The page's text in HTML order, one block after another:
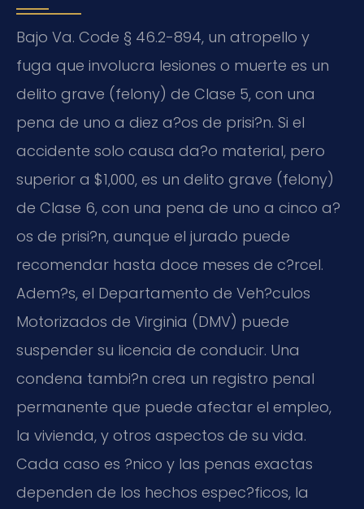
Bajo Va. Code § 46.2-894, un atropello y
fuga que involucra lesiones o muerte es un
delito grave (felony) de Clase 5, con una
pena de uno a diez a?os de prisi?n. Si el
accidente solo causa da?o material, pero
superior a $1,000, es un delito grave (felony)
de Clase 6, con una pena de uno a cinco a?
os de prisi?n, aunque el jurado puede
recomendar hasta doce meses de c?rcel.
Adem?s, el Departamento de Veh?culos
Motorizados de Virginia (DMV) puede
suspender su licencia de conducir. Una
condena tambi?n crea un registro penal
permanente que puede afectar el empleo,
la vivienda, y otros aspectos de su vida.
Cada caso es ?nico y las penas exactas
dependen de los hechos espec?ficos, la